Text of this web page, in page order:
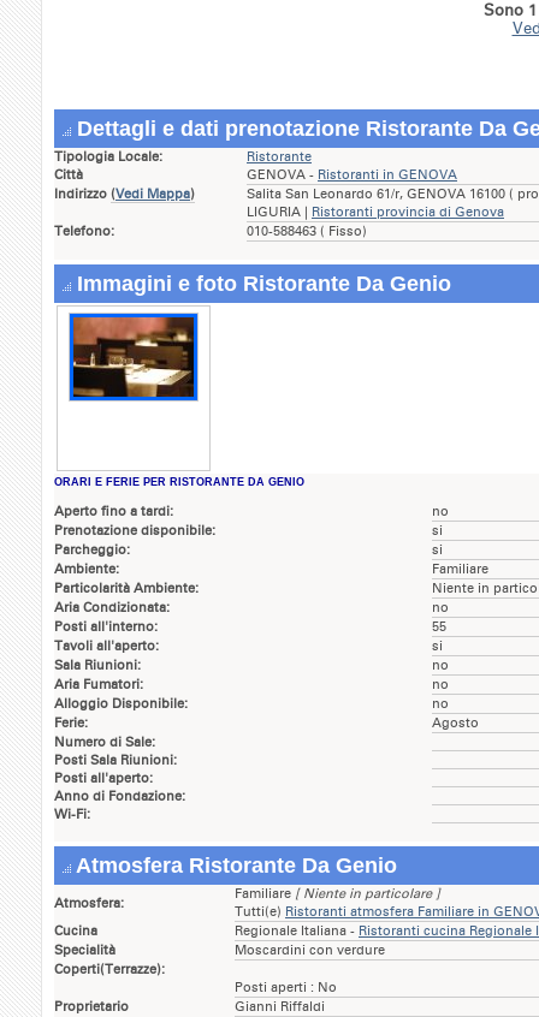
Sono
Dettagli e dati prenotazione Ristorante Da
Tipologia Locale:
Ristorante
Città
GENOVA - Ristoranti in GENOVA
Indirizzo (Vedi Mappa)
Salita San Leonardo 61/r, GENOVA 16100 (
LIGURIA | Ristoranti provincia di Genova
Telefono:
010-588463 ( Fisso)
Immagini e foto Ristorante Da Genio
ORARI E FERIE PER RISTORANTE DA GENIO
Aperto fino a tardi:
no
Prenotazione disponibile:
si
Parcheggio:
si
Ambiente:
Familiare
Particolarità Ambiente:
Niente in
Aria Condizionata:
no
Posti all'interno:
55
Tavoli all'aperto:
si
Sala Riunioni:
no
Aria Fumatori:
no
Alloggio Disponibile:
no
Ferie:
Agosto
Numero di Sale:
Posti Sala Riunioni:
Posti all'aperto:
Anno di Fondazione:
Wi-Fi:
Atmosfera Ristorante Da Genio
Atmosfera:
Familiare [ Niente in particolare ]
Tutti(e) Ristoranti atmosfera Familiare in
Cucina
Regionale Italiana - Ristoranti cucina Regionale
Specialità
Moscardini con verdure
Coperti(Terrazze):
Posti aperti : No
Proprietario
Gianni Riffaldi